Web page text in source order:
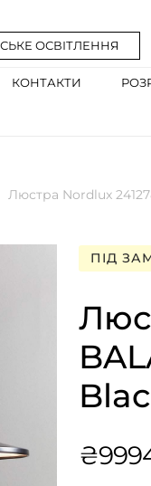
ОСВІТЛЕННЯ
КОНТАКТИ
Люстра Nordlux
ПІД
₴